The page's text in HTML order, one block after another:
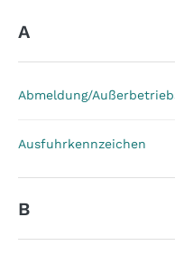
A
Abmeldung/
Ausfuhrkennzeichen
B